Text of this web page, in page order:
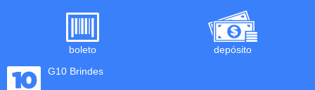
boleto
depósito
G10 Brindes